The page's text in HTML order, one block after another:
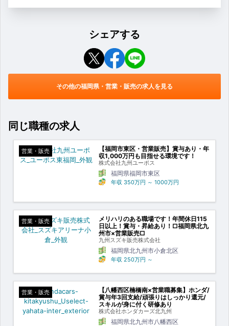
シェアする
その他の福岡県・営業・販売の求人を見る
同じ職種の求人
営業・販売
【福岡市東区・営業販売】賞与あり・年
収1,000万円も目指せる環境です！
株式会社九州ユーポス
福岡県福岡市東区
年収 350万円 ～ 1000万円
営業・販売
メリハリのある職場です！年間休日115
日以上！賞与・昇給あり！□福岡県北九
州市×営業販売□
九州スズキ販売株式会社
福岡県北九州市小倉北区
年収 250万円 ～
営業・販売
【八幡西区楠橋南×営業職募集】ホンダ/
賞与年3回支給/頑張りはしっかり還元/
スキルが身に付く研修あり
株式会社ホンダカーズ北九州
福岡県北九州市八幡西区